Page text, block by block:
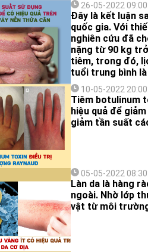
26-05-2022
Đây là kết luận
quốc gia. Với
nghiên cứu đã
nặng từ 90 kg
tiêm, trong đó,
tuổi trung bình là
bình 111,1 kg và
10-05-2022
Tiêm botulinum
hiệu quả để
giảm tần suất
05-05-2022
Làn da là hàng
ngoài. Nhờ lớp
vật từ môi